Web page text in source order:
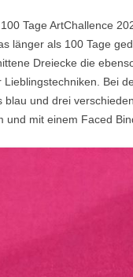
Tage ArtChallence
länger als 100 Tage
Dreiecke die
Bei
blau und drei
und mit einem Faced